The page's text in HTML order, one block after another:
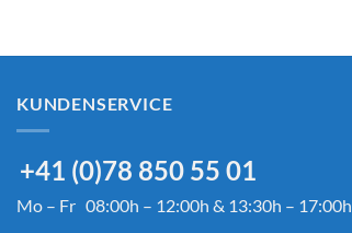
KUNDENSERVICE
+41 (0)78 850 55 01
Mo – Fr 08:00h – 12:00h & 13:30h – 17:00h